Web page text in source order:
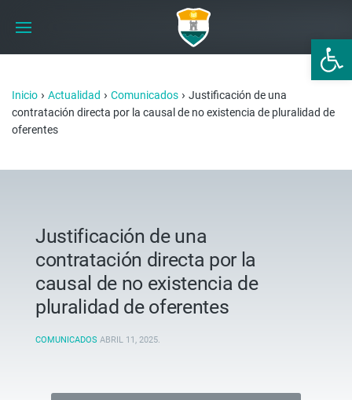
Abrir
Inicio › Actualidad › Comunicados › Justificación de una
contratación directa por la causal de no existencia de pluralidad de
oferentes
Justificación de una
contratación directa por la
causal de no existencia de
pluralidad de oferentes
COMUNICADOS ABRIL 11, 2025.